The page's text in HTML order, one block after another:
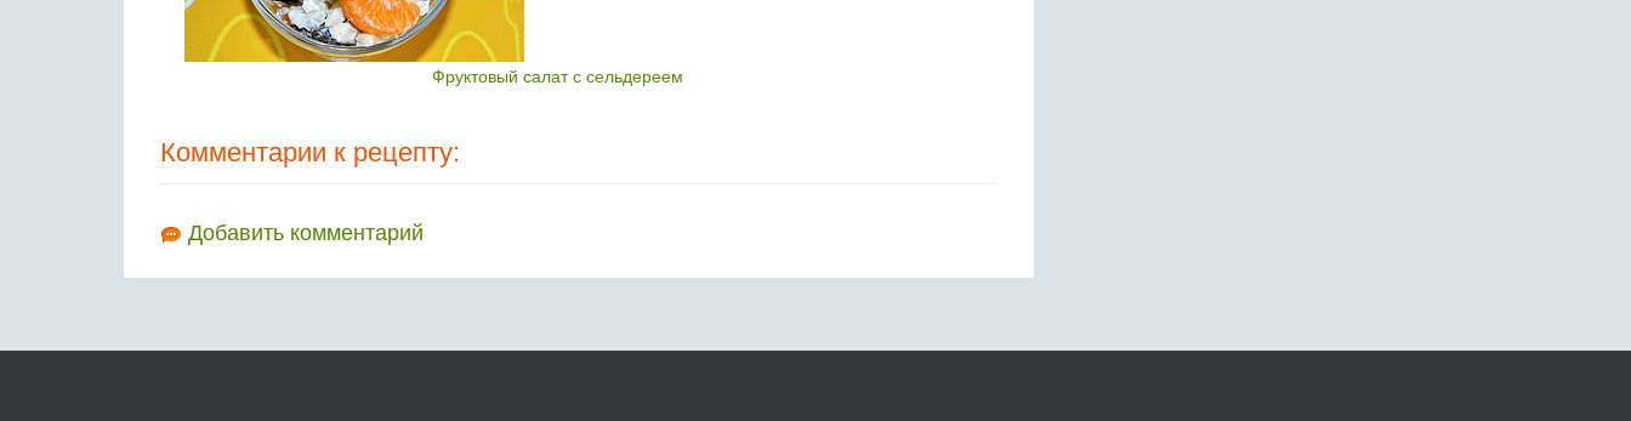
Фруктовый салат с сельдереем
Комментарии к рецепту:
Добавить комментарий